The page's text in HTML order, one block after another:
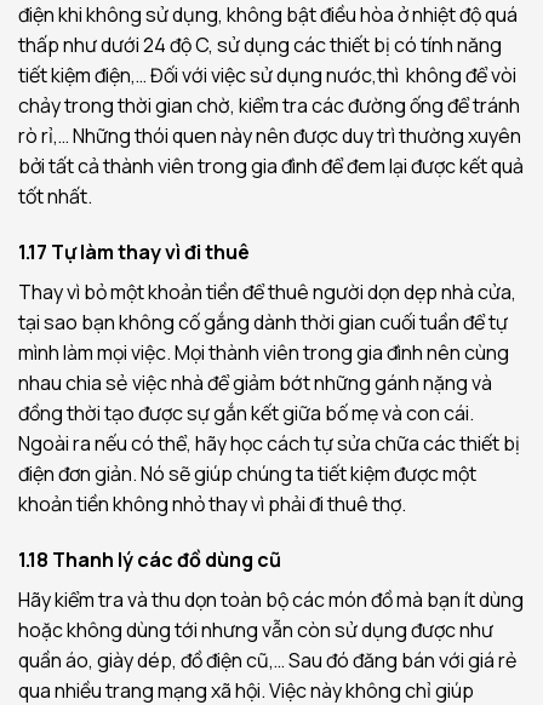
điện khi không sử dụng, không bật điều hòa ở nhiệt độ quá
thấp như dưới 24 độ C, sử dụng các thiết bị có tính năng
tiết kiệm điện,… Đối với việc sử dụng nước,thì không để vòi
chảy trong thời gian chờ, kiểm tra các đường ống để tránh
rò rỉ,…Những thói quen này nên được duy trì thường xuyên
bởi tất cả thành viên trong gia đình để đem lại được kết quả
tốt nhất.
1.17 Tự làm thay vì đi thuê
Thay vì bỏ một khoản tiền để thuê người dọn dẹp nhà cửa,
tại sao bạn không cố gắng dành thời gian cuối tuần để tự
mình làm mọi việc. Mọi thành viên trong gia đình nên cùng
nhau chia sẻ việc nhà để giảm bớt những gánh nặng và
đồng thời tạo được sự gắn kết giữa bố mẹ và con cái.
Ngoài ra nếu có thể, hãy học cách tự sửa chữa các thiết bị
điện đơn giản. Nó sẽ giúp chúng ta tiết kiệm được một
khoản tiền không nhỏ thay vì phải đi thuê thợ.
1.18 Thanh lý các đồ dùng cũ
Hãy kiểm tra và thu dọn toàn bộ các món đồ mà bạn ít dùng
hoặc không dùng tới nhưng vẫn còn sử dụng được như
quần áo, giày dép, đồ điện cũ,… Sau đó đăng bán với giá rẻ
qua nhiều trang mạng xã hội. Việc này không chỉ giúp